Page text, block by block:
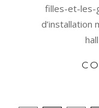
filles-et-les-
d’installation